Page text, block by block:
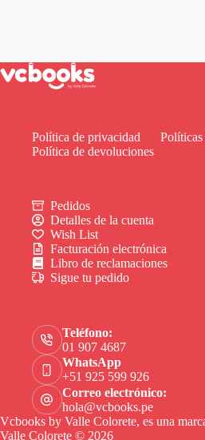
Política de privacidad
Política de devoluciones
Pedidos
Detalles de la cuenta
Wish List
Facturación electrónica
Libro de reclamaciones
Sigue tu pedido
Teléfono:
01 907 4687
WhatsApp
+51 925 599 926
Correo electrónico:
hola@vcbooks.pe
Vcbooks by Valle Colorete, es una
Valle Colorete © 2026